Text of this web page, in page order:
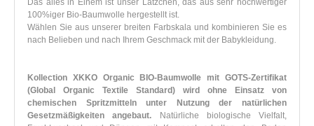
Das alles in Einem ist unser Lätzchen, das aus sehr hochwertiger
100%iger Bio-Baumwolle hergestellt ist.
Wählen Sie aus unserer breiten Farbskala und kombinieren Sie es
nach Belieben und nach Ihrem Geschmack mit der Babykleidung.
Kollection XKKO Organic BIO-Baumwolle mit GOTS-Zertifikat
(Global Organic Textile Standard) wird ohne Einsatz von
chemischen Spritzmitteln unter Nutzung der natürlichen
Gesetzmäßigkeiten angebaut. Natürliche biologische Vielfalt,